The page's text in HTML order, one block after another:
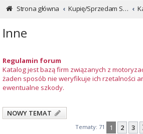
Strona główna
Kupię/Sprzedam Subaru i nie tylko...
Inne
Regulamin forum
Katalog jest bazą firm związanych z
żaden sposób nie weryfikuje ich rzetalności
ewentualne szkody.
NOWY TEMAT
Tematy: 71 1 2 3